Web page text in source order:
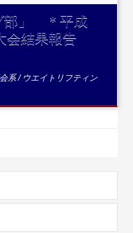
部」 ＊平成
会結果報告
系/ ウエイトリフティン